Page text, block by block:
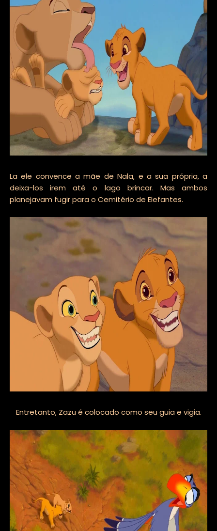
La ele convence a mãe de Nala, e a sua própria, a
deixa-los irem até o lago brincar. Mas ambos
planejavam fugir para o Cemitério de Elefantes.
Entretanto, Zazu é colocado como seu guia e vigia.